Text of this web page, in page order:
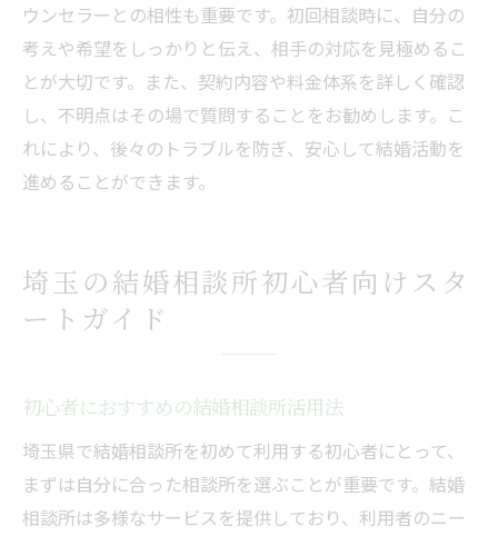
ウンセラーとの相性も重要です。初回相談時に、自分の
考えや希望をしっかりと伝え、相手の対応を見極めるこ
とが大切です。また、契約内容や料金体系を詳しく確認
し、不明点はその場で質問することをお勧めします。こ
れにより、後々のトラブルを防ぎ、安心して結婚活動を
進めることができます。
埼玉の結婚相談所初心者向けスタ
ートガイド
初心者におすすめの結婚相談所活用法
埼玉県で結婚相談所を初めて利用する初心者にとって、
まずは自分に合った相談所を選ぶことが重要です。結婚
相談所は多様なサービスを提供しており、利用者のニー